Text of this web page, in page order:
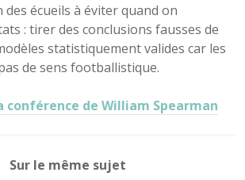
des écueils à éviter quand on
: tirer des conclusions fausses de
statistiquement valides car les
de sens footballistique.
conférence de William Spearman
Sur le même sujet